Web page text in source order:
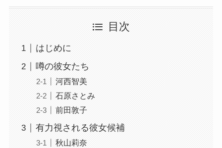
目次
はじめに
噂の彼女たち
河西智美
石原さとみ
前田敦子
有力視される彼女候補
秋山莉奈